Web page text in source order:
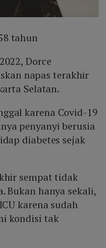
tahun
Dorce
napas terakhir
Selatan.
karena Covid-19
penyanyi berusia
diabetes sejak
sempat tidak
Bukan hanya sekali,
karena sudah
kondisi tak